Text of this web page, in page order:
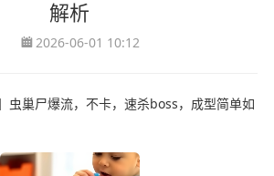
解析
2026-06-01 10:12
虫巢尸爆流，不卡，速杀boss，成型简单如